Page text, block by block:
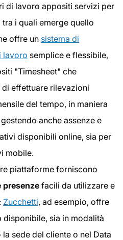
di lavoro appositi servizi per
i quali emerge quello
offre un sistema di
lavoro semplice e flessibile,
"Timesheet" che
effettuare rilevazioni
del tempo, in maniera
anche assenze e
disponibili online, sia per
mobile.
piattaforme forniscono
presenze facili da utilizzare e
Zucchetti, ad esempio, offre
disponibile, sia in modalità
sede del cliente o nel Data